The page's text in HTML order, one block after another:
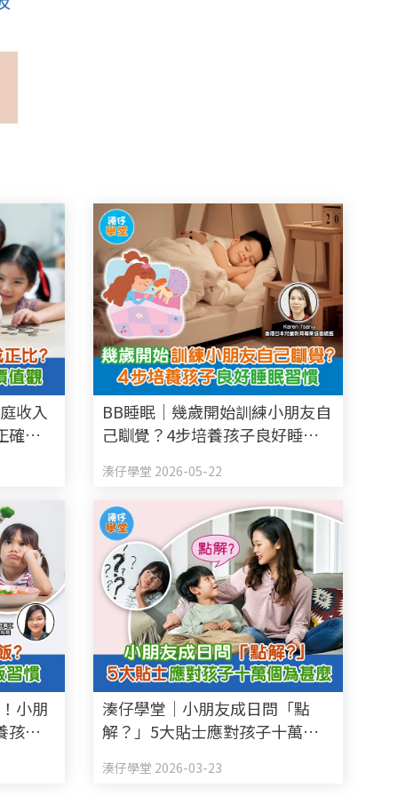
收入
確價
BB睡眠｜幾歲開始訓練小朋友自
己瞓覺？4步培養孩子良好睡眠
湊仔學堂 2026-05-22
小朋
孩子
湊仔學堂｜小朋友成日問「點
解？」5大貼士應對孩子十萬個
湊仔學堂 2026-03-23